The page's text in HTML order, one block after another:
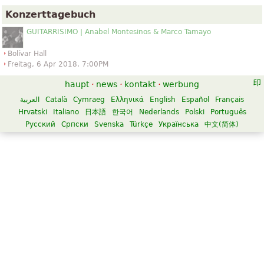
Konzerttagebuch
GUITARRISIMO | Anabel Montesinos & Marco Tamayo
Bolívar Hall
Freitag, 6 Apr 2018, 7:00PM
haupt · news · kontakt · werbung
العربية Català Cymraeg Ελληνικά English Español
Français
Hrvatski
Italiano 日本語 한국어 Nederlands Polski
Português
Русский
Српски Svenska Türkçe Українська 中文(简体)